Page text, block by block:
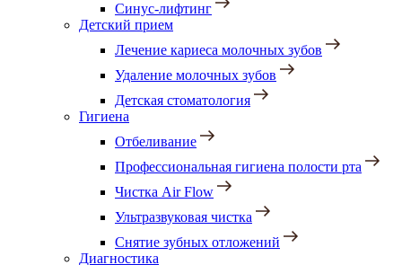
Синус-лифтинг
Детский прием
Лечение кариеса молочных зубов
Удаление молочных зубов
Детская стоматология
Гигиена
Отбеливание
Профессиональная гигиена полости рта
Чистка Air Flow
Ультразвуковая чистка
Снятие зубных отложений
Диагностика